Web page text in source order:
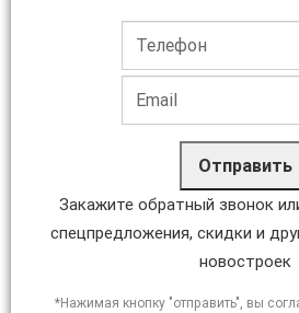
Отправить
Закажите обратный звонок
спецпредложения, скидки и
новостроек
*Нажимая кнопку "отправить", вы